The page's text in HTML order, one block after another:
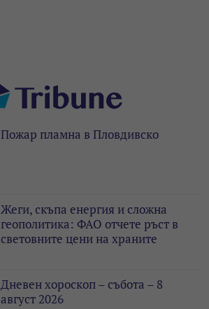
Пожар пламна в Пловдивско
Жеги, скъпа енергия и сложна
геополитика: ФАО отчете ръст в
световните цени на храните
Дневен хороскоп – събота – 8
август 2026